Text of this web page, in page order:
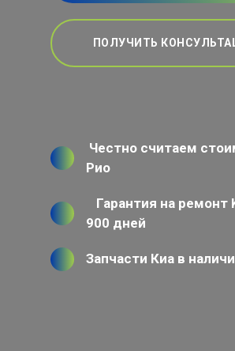
ПОЛУЧИТЬ
Честно считаем
Рио
Гарантия на ремонт
900 дней
Запчасти Киа в